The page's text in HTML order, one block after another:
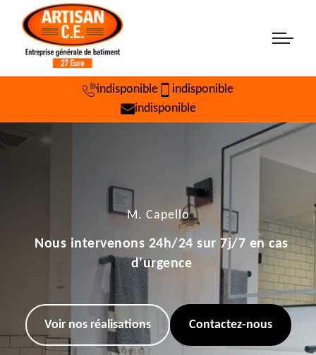
indisponible
indisponible
indisponible
M. Capello
Nous intervenons 24h/24 sur 7j/7 en cas
d'urgence
Voir nos réalisations Contactez-nous